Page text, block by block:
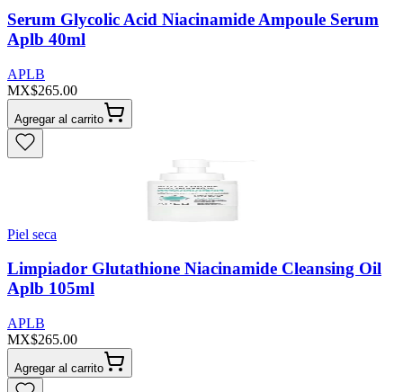
Serum Glycolic Acid Niacinamide Ampoule Serum
Aplb 40ml
APLB
MX$265.00
Agregar al carrito
Piel seca
Limpiador Glutathione Niacinamide Cleansing Oil
Aplb 105ml
APLB
MX$265.00
Agregar al carrito